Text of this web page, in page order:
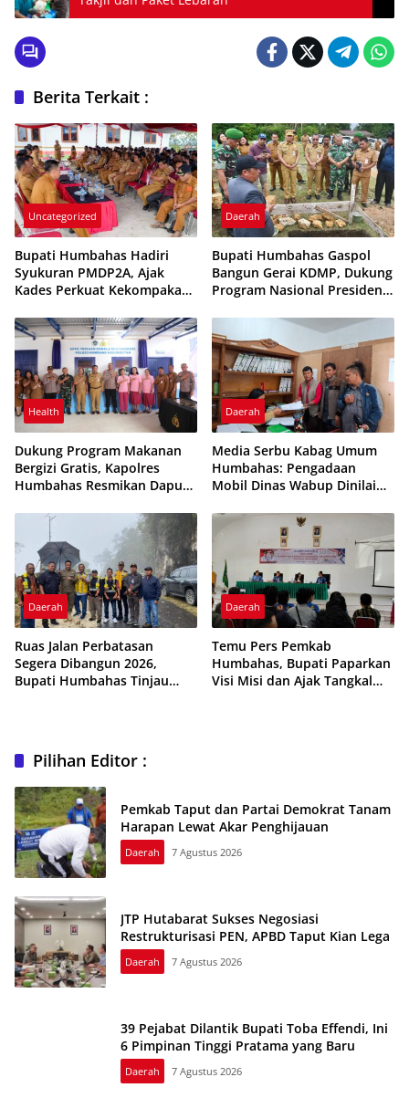
Berita Terkait :
Uncategorized
Bupati Humbahas Hadiri
Syukuran PMDP2A, Ajak
Kades Perkuat Kekompakan
Daerah
Bupati Humbahas Gaspol
Bangun Gerai KDMP, Dukung
Program Nasional Presiden
Health
Dukung Program Makanan
Bergizi Gratis, Kapolres
Humbahas Resmikan Dapur
Daerah
Media Serbu Kabag Umum
Humbahas: Pengadaan
Mobil Dinas Wabup Dinilai
Daerah
Ruas Jalan Perbatasan
Segera Dibangun 2026,
Bupati Humbahas Tinjau
Daerah
Temu Pers Pemkab
Humbahas, Bupati Paparkan
Visi Misi dan Ajak Tangkal
Pilihan Editor :
Pemkab Taput dan Partai Demokrat Tanam
Harapan Lewat Akar Penghijauan
Daerah 7 Agustus 2026
JTP Hutabarat Sukses Negosiasi
Restrukturisasi PEN, APBD Taput Kian Lega
Daerah 7 Agustus 2026
39 Pejabat Dilantik Bupati Toba Effendi, Ini
6 Pimpinan Tinggi Pratama yang Baru
Daerah 7 Agustus 2026